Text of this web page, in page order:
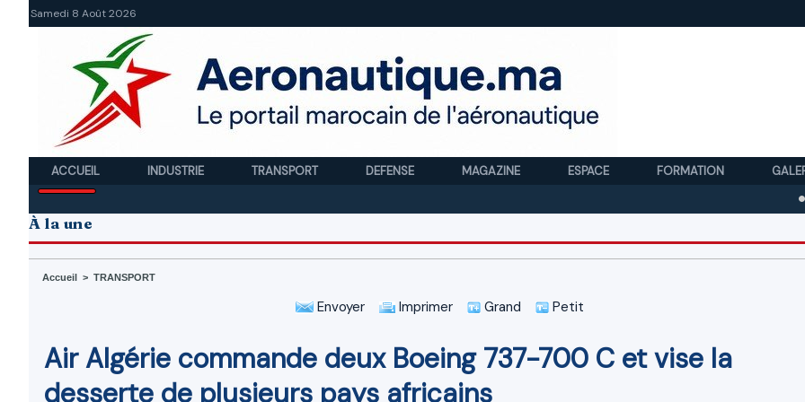
Samedi 8 Août 2026
ACCUEIL INDUSTRIE TRANSPORT DEFENSE MAGAZINE ESPACE FORMATION
Royal
À la une
Accueil > TRANSPORT
Envoyer Imprimer Grand Petit
Air Algérie commande deux Boeing 737-700 C et vise la
desserte de plusieurs pays africains